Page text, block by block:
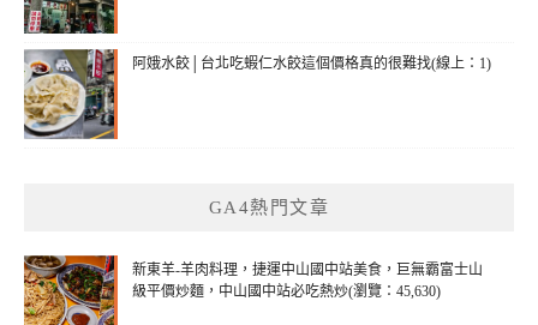
阿娥水餃│台北吃蝦仁水餃這個價格真的很難找(線上：1)
GA4熱門文章
新東羊-羊肉料理，捷運中山國中站美食，巨無霸富士山
級平價炒麵，中山國中站必吃熱炒(瀏覽：45,630)